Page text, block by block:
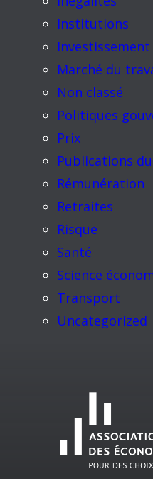
Institutions
Investissement
Marché du
Non classé
Politiques
Prix
Publications du
Rémunération
Retraites
Risque
Santé
Science
Transport
Uncategorized